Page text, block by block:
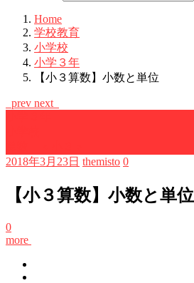
Home
学校教育
小学校
小学３年
【小３算数】小数と単位
prev next
2018年3月23日 themisto 0
【小３算数】小数と単位
0
more